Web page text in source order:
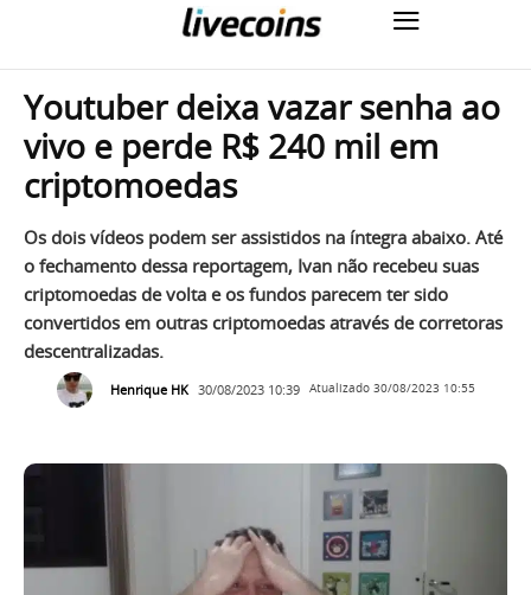
Youtuber deixa vazar senha ao
vivo e perde R$ 240 mil em
criptomoedas
Os dois vídeos podem ser assistidos na íntegra abaixo. Até
o fechamento dessa reportagem, Ivan não recebeu suas
criptomoedas de volta e os fundos parecem ter sido
convertidos em outras criptomoedas através de corretoras
descentralizadas.
Henrique HK 30/08/2023 10:39 Atualizado 30/08/2023 10:55